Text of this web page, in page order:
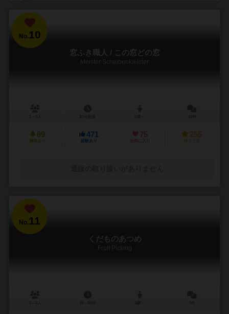
No. 10
窓ふき職人 / この窓どの窓
Meister Scheibenkleister
69
興味あり
471
経験あり
75
お気に入り
255
持ってる
No.11
くだものあつめ
Fruit Picking